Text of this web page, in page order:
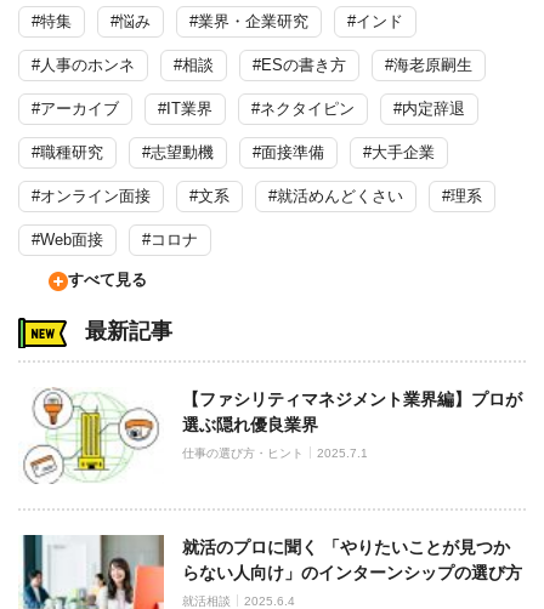
#特集 #悩み #業界・企業研究 #インド
#人事のホンネ #相談 #ESの書き方 #海老原嗣生
#アーカイブ #IT業界 #ネクタイピン #内定辞退
#職種研究 #志望動機 #面接準備 #大手企業
#オンライン面接 #文系 #就活めんどくさい #理系
#Web面接 #コロナ
すべて見る
最新記事
【ファシリティマネジメント業界編】プロが
選ぶ隠れ優良業界
仕事の選び方・ヒント 2025.7.1
就活のプロに聞く 「やりたいことが見つか
らない人向け」のインターンシップの選び方
就活相談 2025.6.4